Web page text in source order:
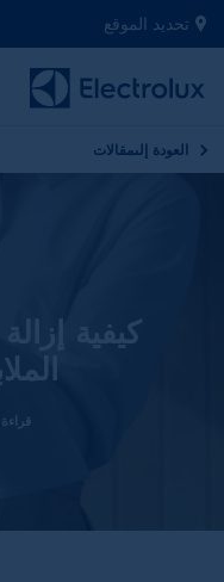
تحديد الموقع
العودة إلىمقالات
كيفية